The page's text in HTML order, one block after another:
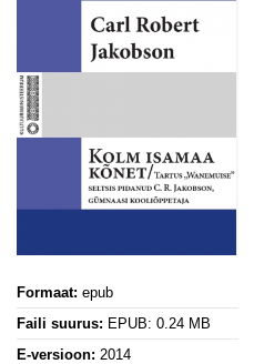
Formaat: epub
Faili suurus: EPUB: 0.24 MB
E-versioon: 2014